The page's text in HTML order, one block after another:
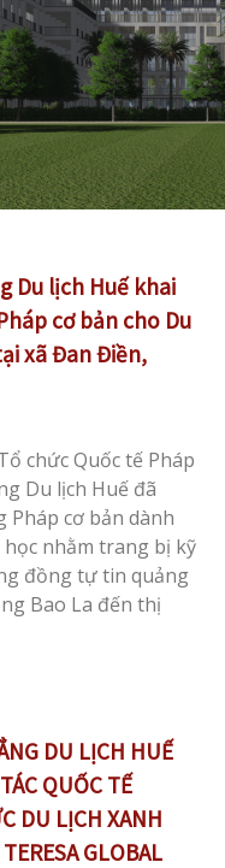
Du lịch Huế khai
cơ bản cho Du
xã Đan Điền,
chức Quốc tế Pháp
Du lịch Huế đã
cơ bản dành
nhằm trang bị kỹ
đồng tự tin quảng
Bao La đến thị
DU LỊCH HUẾ
QUỐC TẾ
DU LỊCH XANH
GLOBAL